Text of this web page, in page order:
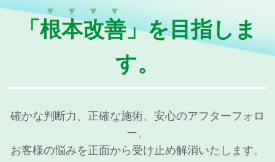
「根本改善
▼▼▼▼
」を目指しま
す。
確かな判断力、正確な施術、安心のアフターフォロ
ー。
お客様の悩みを正面から受け止め解消いたします。